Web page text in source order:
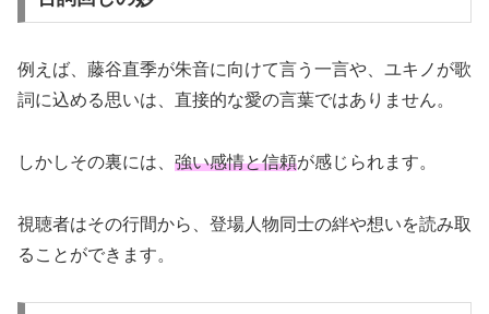
例えば、藤谷直季が朱音に向けて言う一言や、ユキノが歌
詞に込める思いは、直接的な愛の言葉ではありません。
しかしその裏には、 強い感情と信頼が感じられます。
視聴者はその行間から、登場人物同士の絆や想いを読み取
ることができます。